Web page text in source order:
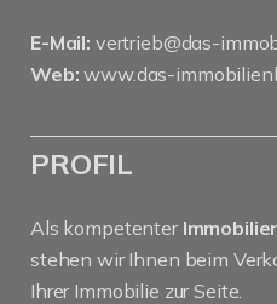
E-Mail: vertrieb@das-
Web: www.das-
PROFIL
Als kompetenter
stehen wir Ihnen beim
Ihrer Immobilie zur Seite.